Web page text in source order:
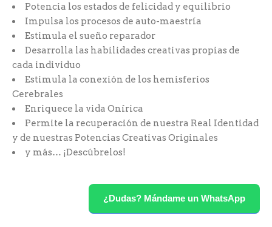
Potencia los estados de felicidad y equilibrio
Impulsa los procesos de auto-maestría
Estimula el sueño reparador
Desarrolla las habilidades creativas propias de
cada individuo
Estimula la conexión de los hemisferios
Cerebrales
Enriquece la vida Onírica
Permite la recuperación de nuestra Real Identidad
y de nuestras Potencias Creativas Originales
y más… ¡Descúbrelos!
¿Dudas? Mándame un WhatsApp